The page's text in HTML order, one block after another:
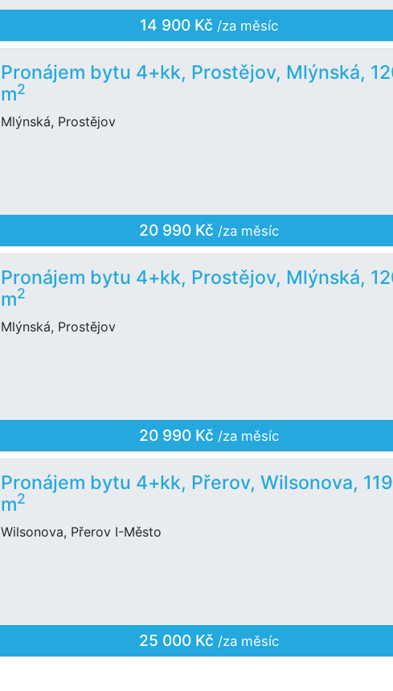
14 900 Kč /za měsíc
Pronájem bytu 4+kk, Prostějov, Mlýnská,
m2
Mlýnská, Prostějov
20 990 Kč /za měsíc
Pronájem bytu 4+kk, Prostějov, Mlýnská,
m2
Mlýnská, Prostějov
20 990 Kč /za měsíc
Pronájem bytu 4+kk, Přerov, Wilsonova, 119
m2
Wilsonova, Přerov I-Město
25 000 Kč /za měsíc